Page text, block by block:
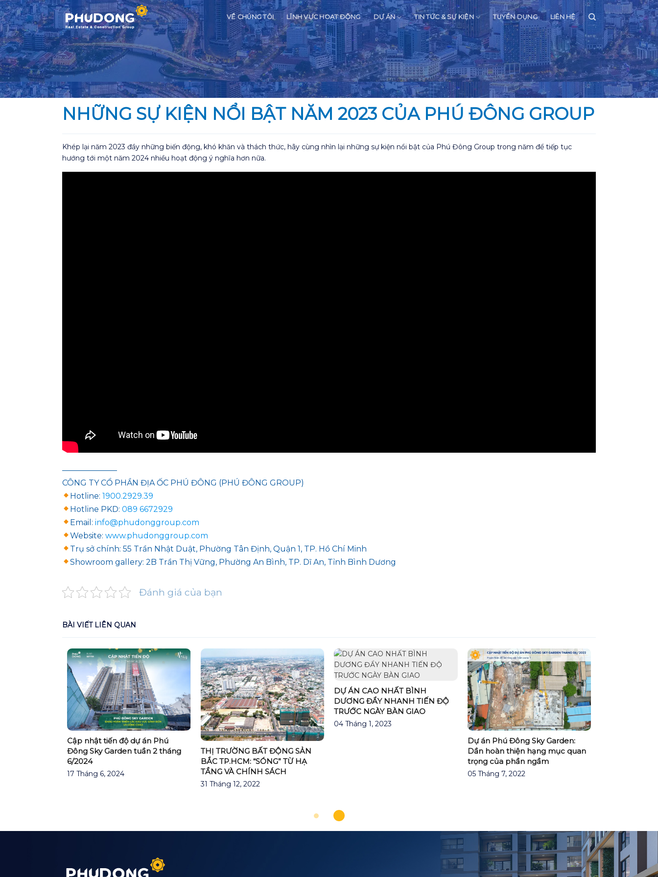
Skip
to
content
VỀ CHÚNG TÔI LĨNH VỰC HOẠT ĐỘNG DỰ ÁN TIN TỨC & SỰ KIỆN TUYỂN DỤNG LIÊN HỆ
NHỮNG SỰ KIỆN NỔI BẬT NĂM 2023 CỦA PHÚ ĐÔNG GROUP
Khép lại năm 2023 đầy những biến động, khó khăn và thách thức, hãy cùng nhìn lại những sự kiện nổi bật của Phú Đông Group trong năm để tiếp tục
hướng tới một năm 2024 nhiều hoạt động ý nghĩa hơn nữa.
———————
CÔNG TY CỔ PHẦN ĐỊA ỐC PHÚ ĐÔNG (PHÚ ĐÔNG GROUP)
Hotline: 1900.2929.39
Hotline PKD: 089 6672929
Email: info@phudonggroup.com
Website: www.phudonggroup.com
Trụ sở chính: 55 Trần Nhật Duật, Phường Tân Định, Quận 1, TP. Hồ Chí Minh
Showroom gallery: 2B Trần Thị Vững, Phường An Bình, TP. Dĩ An, Tỉnh Bình Dương
Đánh giá của bạn
BÀI VIẾT LIÊN QUAN
Cập nhật tiến độ dự án Phú
Đông Sky Garden tuần 2 tháng
6/2024
17 Tháng 6, 2024
THỊ TRƯỜNG BẤT ĐỘNG SẢN
BẮC TP.HCM: “SÓNG” TỪ HẠ
TẦNG VÀ CHÍNH SÁCH
31 Tháng 12, 2022
DỰ ÁN CAO NHẤT BÌNH
DƯƠNG ĐẨY NHANH TIẾN ĐỘ
TRƯỚC NGÀY BÀN GIAO
04 Tháng 1, 2023
Dự án Phú Đông Sky Garden:
Dần hoàn thiện hạng mục quan
trọng của phần ngầm
05 Tháng 7, 2022